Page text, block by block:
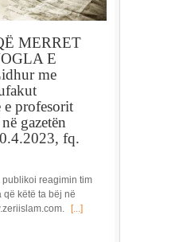
MERRET
E
me
e profesorit
gazetën
fq.
publikoi reagimin tim
që këtë ta bëj në
[...]